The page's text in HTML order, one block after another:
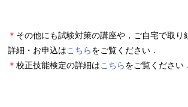
＊ その他にも試験対策の講座や，ご自宅で取り
詳細・お申込はこちらをご覧ください．
＊ 校正技能検定の詳細はこちらをご覧ください．